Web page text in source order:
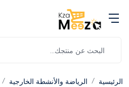
الرئيسية الرياضة والأنشطة الخارجية